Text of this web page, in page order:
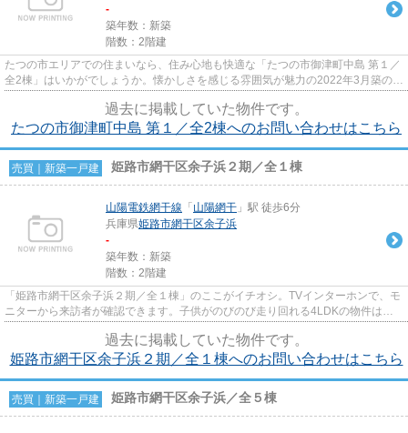
-
築年数：新築
階数：2階建
たつの市エリアでの住まいなら、住み心地も快適な「たつの市御津町中島 第１／
全2棟」はいかがでしょうか。懐かしさを感じる雰囲気が魅力の2022年3月築の物
過去に掲載していた物件です。
たつの市御津町中島 第１／全2棟へのお問い合わせはこちら
売買｜新築一戸建 姫路市網干区余子浜２期／全１棟
山陽電鉄網干線 「 山陽網干 」駅 徒歩6分
兵庫県姫路市網干区余子浜
-
築年数：新築
階数：2階建
「姫路市網干区余子浜２期／全１棟」のここがイチオシ。TVインターホンで、モ
ニターから来訪者が確認できます。子供がのびのび走り回れる4LDKの物件はこ
過去に掲載していた物件です。
姫路市網干区余子浜２期／全１棟へのお問い合わせはこちら
売買｜新築一戸建 姫路市網干区余子浜／全５棟